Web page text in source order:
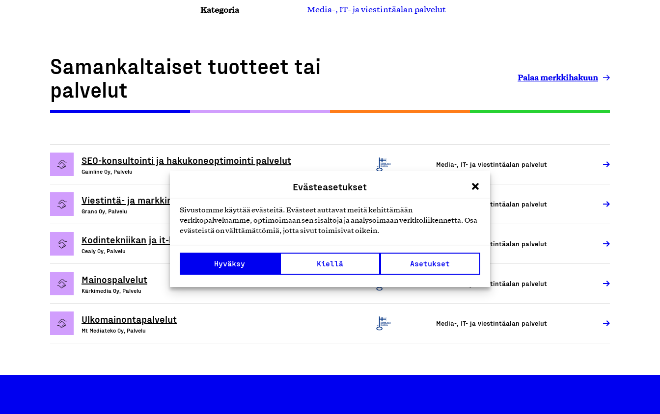
Evästeasetukset
Sivustomme käyttää evästeitä. Evästeet auttavat meitä kehittämään
verkkopalveluamme, optimoimaan sen sisältöjä ja analysoimaan verkkoliikennettä. Osa
evästeistä on välttämättömiä, jotta sivut toimisivat oikein.
Hyväksy Kiellä Asetukset
Kategoria Media-, IT- ja viestintäalan palvelut
Samankaltaiset tuotteet tai
palvelut
Palaa merkkihakuun
SEO-konsultointi ja hakukoneoptimointi palvelut
Gainline Oy, Palvelu
Media-, IT- ja viestintäalan palvelut
Viestintä- ja markkinointipalvelut
Grano Oy, Palvelu
Media-, IT- ja viestintäalan palvelut
Kodintekniikan ja it-laitteiden asennus- ja huoltopalvelut
Cealy Oy, Palvelu
Media-, IT- ja viestintäalan palvelut
Mainospalvelut
Kärkimedia Oy, Palvelu
Media-, IT- ja viestintäalan palvelut
Ulkomainontapalvelut
Mt Mediateko Oy, Palvelu
Media-, IT- ja viestintäalan palvelut